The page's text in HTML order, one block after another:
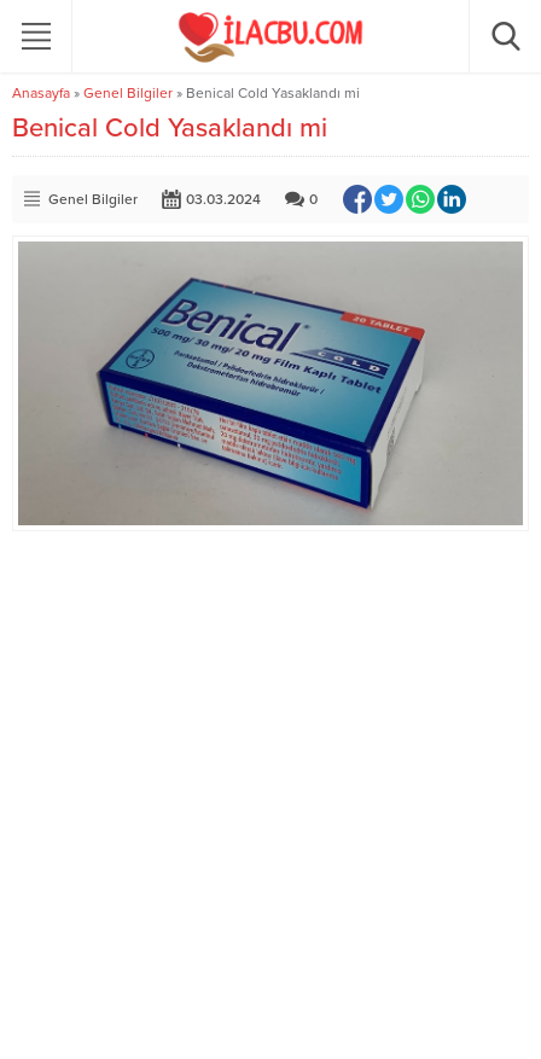
Anasayfa » Genel Bilgiler » Benical Cold Yasaklandı mi
Benical Cold Yasaklandı mi
Genel Bilgiler 03.03.2024 0